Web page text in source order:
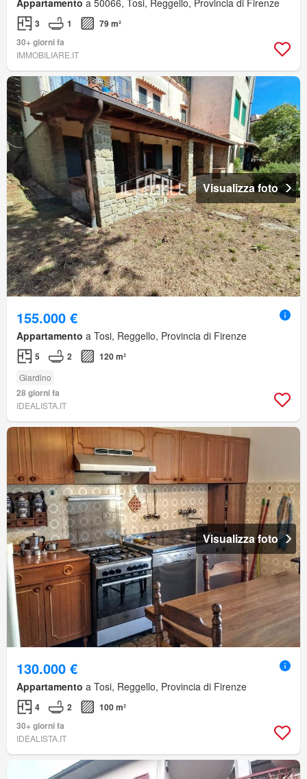
Appartamento a 50066, Tosi, Reggello, Provincia di Firenze
3 1
79 m²
30+ giorni fa
IMMOBILIARE.IT
Visualizza foto
155.000 €
Appartamento a Tosi, Reggello, Provincia di Firenze
5 2 120 m²
Giardino
28 giorni fa
IDEALISTA.IT
Visualizza foto
130.000 €
Appartamento a Tosi, Reggello, Provincia di Firenze
4 2
100 m²
30+ giorni fa
IDEALISTA.IT